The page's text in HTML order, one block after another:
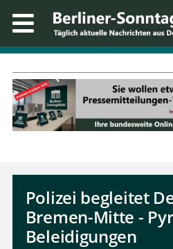
Polizei begleitet
Bremen-Mitte -
Beleidigungen